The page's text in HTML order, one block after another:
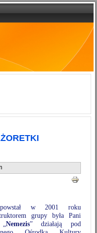
w 2001 roku
grupy była Pani
„Nemezis” działają pod